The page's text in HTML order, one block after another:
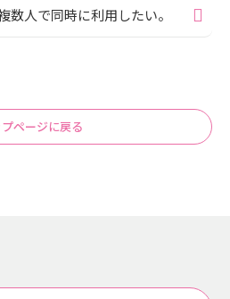
数人で同時に利用したい。
プページに戻る